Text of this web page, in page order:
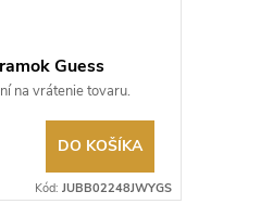
Guess
na vrátenie tovaru.
DO KOŠÍKA
Kód: JUBB02248JWYGS